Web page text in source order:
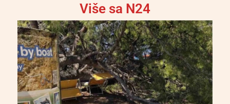
Više sa N24